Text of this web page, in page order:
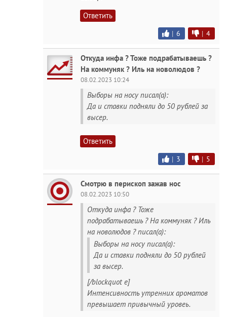
Ответить
| 6 | 4
Откуда инфа ? Тоже подрабатываешь ?
На коммуняк ? Иль на новолюдов ?
08.02.2023 10:24
Выборы на носу писал(а):
Да и ставки подняли до 50 рублей за
высер.
Ответить
| 3 | 5
Смотрю в перископ зажав нос
08.02.2023 10:50
Откуда инфа ? Тоже
подрабатываешь ? На коммуняк ? Иль
на новолюдов ? писал(а):
Выборы на носу писал(а):
Да и ставки подняли до 50 рублей
за высер.
[/blockquot e]
Интенсивность утренних ароматов
превышает привычный уровеь.